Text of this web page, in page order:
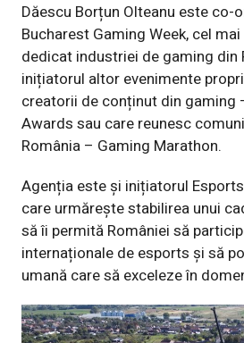
Dăescu Borțun Olteanu este co-
Bucharest Gaming Week, cel
dedicat industriei de gaming din
inițiatorul altor evenimente
creatorii de conținut din gaming
Awards sau care reunesc
România – Gaming Marathon.
Agenția este și inițiatorul
care urmărește stabilirea unui
să îi permită României să
internaționale de esports și să
umană care să exceleze în